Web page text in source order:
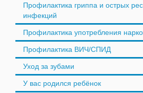
Профилактика гриппа и острых
инфекций
Профилактика употребления
Профилактика ВИЧ/СПИД
Уход за зубами
У вас родился ребёнок